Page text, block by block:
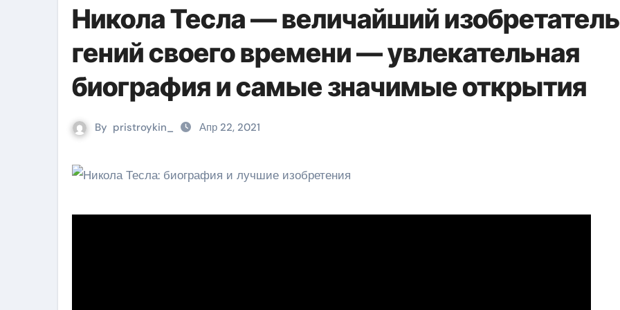
Никола Тесла — величайший
гений своего времени — увлекательная
биография и самые значимые открытия
By pristroykin_ Апр 22, 2021